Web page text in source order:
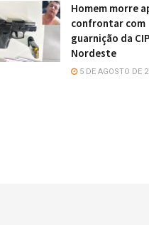
Homem morre
confrontar com
guarnição da
Nordeste
5 DE AGOSTO DE